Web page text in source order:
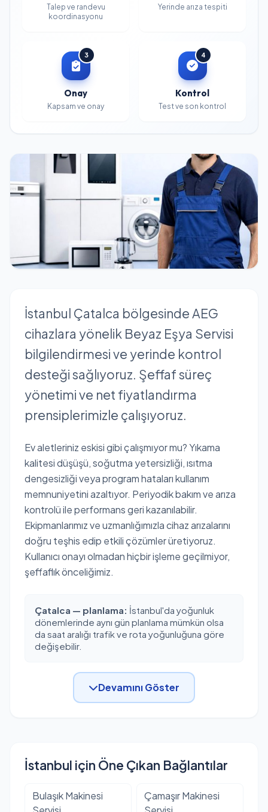
Talep ve randevu
koordinasyonu
Yerinde arıza tespiti
3
Onay
Kapsam ve onay
4
Kontrol
Test ve son kontrol
İstanbul Çatalca bölgesinde AEG
cihazlara yönelik Beyaz Eşya Servisi
bilgilendirmesi ve yerinde kontrol
desteği sağlıyoruz. Şeffaf süreç
yönetimi ve net fiyatlandırma
prensiplerimizle çalışıyoruz.
Ev aletleriniz eskisi gibi çalışmıyor mu? Yıkama
kalitesi düşüşü, soğutma yetersizliği, ısıtma
dengesizliği veya program hataları kullanım
memnuniyetini azaltıyor. Periyodik bakım ve arıza
kontrolü ile performans geri kazanılabilir.
Ekipmanlarımız ve uzmanlığımızla cihaz arızalarını
doğru teşhis edip etkili çözümler üretiyoruz.
Kullanıcı onayı olmadan hiçbir işleme geçilmiyor,
şeffaflık önceliğimiz.
Çatalca — planlama: İstanbul'da yoğunluk
dönemlerinde aynı gün planlama mümkün olsa
da saat aralığı trafik ve rota yoğunluğuna göre
değişebilir.
Devamını Göster
İstanbul için Öne Çıkan Bağlantılar
Bulaşık Makinesi
Çamaşır Makinesi